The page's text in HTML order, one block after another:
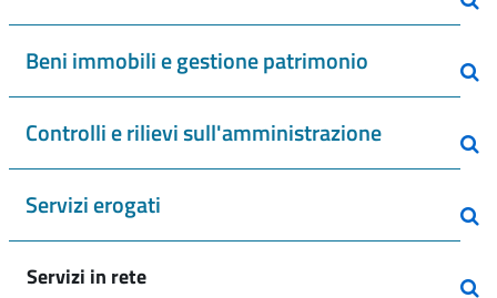
Beni immobili e gestione patrimonio
Controlli e rilievi sull'amministrazione
Servizi erogati
Servizi in rete